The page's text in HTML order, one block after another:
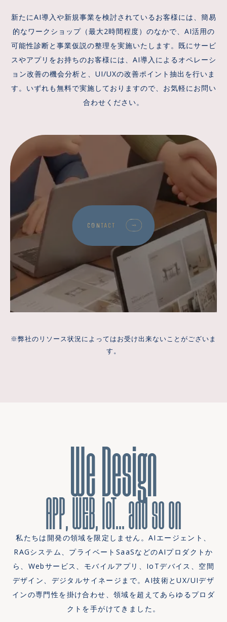
新たにAI導入や新規事業を検討されているお客様には、簡易
的なワークショップ（最大2時間程度）のなかで、AI活用の
可能性診断と事業仮説の整理を実施いたします。既にサービ
スやアプリをお持ちのお客様には、AI導入によるオペレーシ
ョン改善の機会分析と、UI/UXの改善ポイント抽出を行いま
す。いずれも無料で実施しておりますので、お気軽にお問い
合わせください。
CONTACT
※弊社のリソース状況によってはお受け出来ないことがございま
す。
We Design
APP, WEB, IoT... and so on
私たちは開発の領域を限定しません。AIエージェント、
RAGシステム、プライベートSaaSなどのAIプロダクトか
ら、Webサービス、モバイルアプリ、IoTデバイス、空間
デザイン、デジタルサイネージまで。AI技術とUX/UIデザ
インの専門性を掛け合わせ、領域を超えてあらゆるプロダ
クトを手がけてきました。